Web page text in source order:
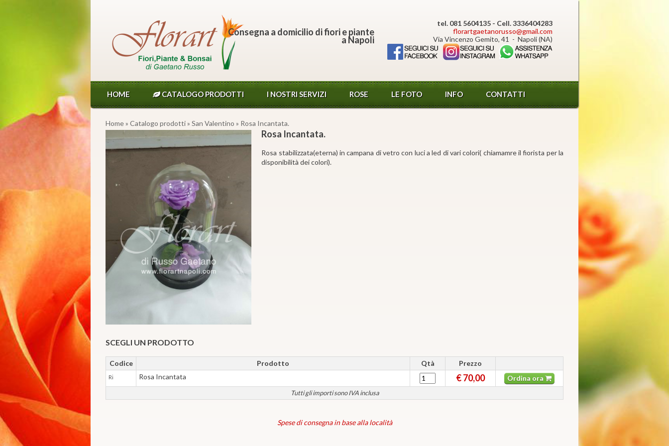
Consegna a domicilio di fiori e piante
a Napoli
tel. 081 5604135 - Cell. 3336404283
florartgaetanorusso@gmail.com
Via Vincenzo Gemito, 41 - Napoli (NA)
HOME CATALOGO PRODOTTI I NOSTRI SERVIZI ROSE LE FOTO INFO CONTATTI
Home» Catalogo prodotti» San Valentino » Rosa Incantata.
Rosa Incantata.
Rosa stabilizzata(eterna) in campana di vetro con luci a led di vari colori( chiamamre il fiorista per la
disponibilità dei colori).
SCEGLI UN PRODOTTO
Codice Prodotto Qtà Prezzo
Tutti gli importi sono IVA inclusa
Ri Rosa Incantata € 70,00 Ordina ora
Spese di consegna in base alla località